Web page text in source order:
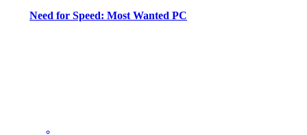
Need for Speed: Most Wanted PC